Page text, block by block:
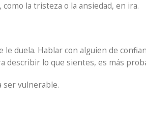
la tristeza o la ansiedad, en ira.
duela. Hablar con alguien de
describir lo que sientes, es más
ser vulnerable.